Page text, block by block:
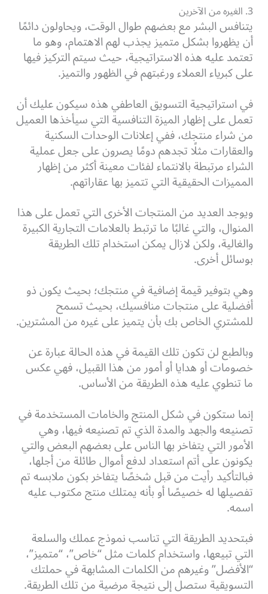
3. الغيره من الآخرين
يتنافس البشر مع بعضهم طوال الوقت، ويحاولون دائمًا
أن يظهروا بشكل متميز يجذب لهم الاهتمام، وهو ما
تعتمد عليه هذه الاستراتيجية، حيث سيتم التركيز فيها
على كبرياء العملاء ورغبتهم في الظهور والتميز.
في استراتيجية التسويق العاطفي هذه سيكون عليك أن
تعمل على إظهار الميزة التنافسية التي سيأخذها العميل
من شراء منتجك، ففي إعلانات الوحدات السكنية
والعقارات مثلًا تجدهم دومًا يصرون على جعل عملية
الشراء مرتبطة بالانتماء لفئات معينة أكثر من إظهار
المميزات الحقيقية التي تتميز بها عقاراتهم.
ويوجد العديد من المنتجات الأخرى التي تعمل على هذا
المنوال، والتي غالبًا ما ترتبط بالعلامات التجارية الكبيرة
والغالية، ولكن لازال يمكن استخدام تلك الطريقة
بوسائل أخرى.
وهي بتوفير قيمة إضافية في منتجك؛ بحيث يكون ذو
أفضلية على منتجات منافسيك، بحيث تسمح
للمشتري الخاص بك بأن يتميز على غيره من المشترين.
وبالطبع لن تكون تلك القيمة في هذه الحالة عبارة عن
خصومات أو هدايا أو أمور من هذا القبيل، فهي عكس
ما تنطوي عليه هذه الطريقة من الأساس.
إنما ستكون في شكل المنتج والخامات المستخدمة في
تصنيعه والجهد والمدة الذي تم تصنيعه فيها، وهي
الأمور التي يتفاخر بها الناس على بعضهم البعض والتي
يكونون على أتم استعداد لدفع أموال طائلة من أجلها،
فبالتأكيد رأيت من قبل شخصًا يتفاخر بكون ملابسه تم
تفصيلها له خصيصًا أو بأنه يمتلك منتج مكتوب عليه
اسمه.
فبتحديد الطريقة التي تناسب نموذج عملك والسلعة
التي تبيعها، واستخدام كلمات مثل “خاص”، “متميز”،
“الأفضل” وغيرهم من الكلمات المشابهة في حملتك
التسويقية ستصل إلى نتيجة مرضية من تلك الطريقة.